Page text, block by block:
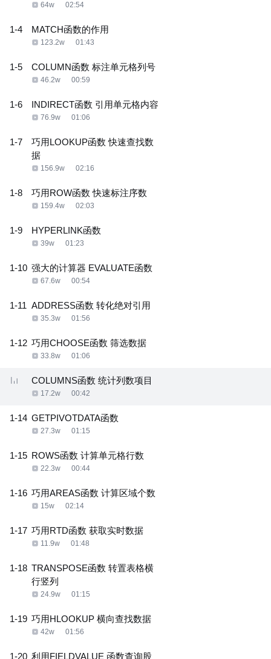
64w 02:54
1-4 MATCH函数的作用
123.2w 01:43
1-5 COLUMN函数 标注单元格列号
46.2w 00:59
1-6 INDIRECT函数 引用单元格内容
76.9w 01:06
1-7
巧用LOOKUP函数 快速查找数
据
156.9w 02:16
1-8 巧用ROW函数 快速标注序数
159.4w 02:03
1-9 HYPERLINK函数
39w 01:23
1-10 强大的计算器 EVALUATE函数
67.6w 00:54
1-11 ADDRESS函数 转化绝对引用
35.3w 01:56
1-12 巧用CHOOSE函数 筛选数据
33.8w 01:06
COLUMNS函数 统计列数项目
17.2w 00:42
1-14 GETPIVOTDATA函数
27.3w 01:15
1-15 ROWS函数 计算单元格行数
22.3w 00:44
1-16 巧用AREAS函数 计算区域个数
15w 02:14
1-17 巧用RTD函数 获取实时数据
11.9w 01:48
1-18 TRANSPOSE函数 转置表格横
行竖列
24.9w 01:15
1-19 巧用HLOOKUP 横向查找数据
42w 01:56
1-20 利用FIELDVALUE 函数查询股